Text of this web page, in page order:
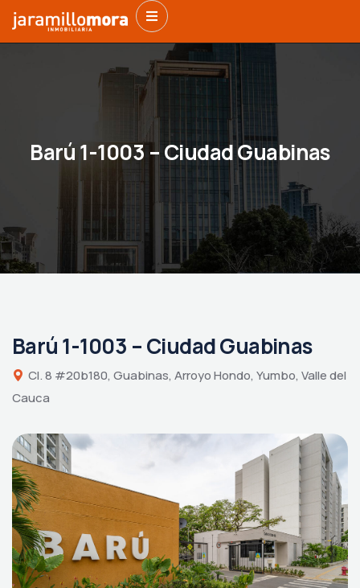
Barú 1-1003 – Ciudad Guabinas
Barú 1-1003 – Ciudad Guabinas
Cl. 8 #20b180, Guabinas, Arroyo Hondo, Yumbo, Valle del
Cauca